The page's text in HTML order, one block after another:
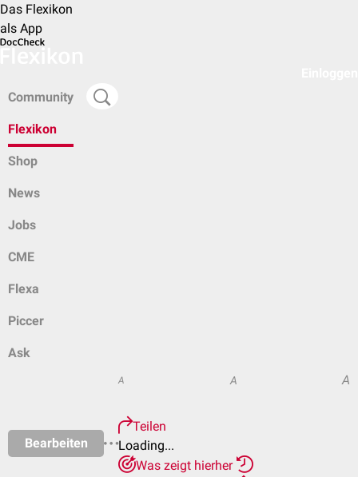
Das Flexikon
als App
Community
Flexikon
Shop
News
Jobs
CME
Flexa
Piccer
Ask
Bearbeiten
A A A
Teilen
Loading...
Was zeigt hierher